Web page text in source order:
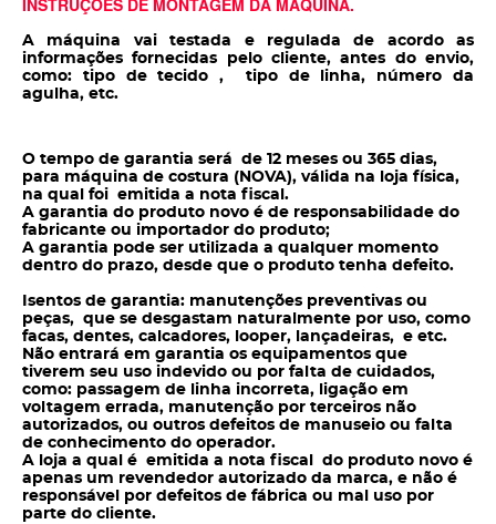
INSTRUÇÕES DE MONTAGEM DA MÁQUINA.
A máquina vai testada e regulada de acordo as
informações fornecidas pelo cliente, antes do envio,
como: tipo de tecido , tipo de linha, número da
agulha, etc.
O tempo de garantia será de 12 meses ou 365 dias,
para máquina de costura (NOVA), válida na loja física,
na qual foi emitida a nota fiscal.
A garantia do produto novo é de responsabilidade do
fabricante ou importador do produto;
A garantia pode ser utilizada a qualquer momento
dentro do prazo, desde que o produto tenha defeito.
Isentos de garantia: manutenções preventivas ou
peças, que se desgastam naturalmente por uso, como
facas, dentes, calcadores, looper, lançadeiras, e etc.
Não entrará em garantia os equipamentos que
tiverem seu uso indevido ou por falta de cuidados,
como: passagem de linha incorreta, ligação em
voltagem errada, manutenção por terceiros não
autorizados, ou outros defeitos de manuseio ou falta
de conhecimento do operador.
A loja a qual é emitida a nota fiscal do produto novo é
apenas um revendedor autorizado da marca, e não é
responsável por defeitos de fábrica ou mal uso por
parte do cliente.